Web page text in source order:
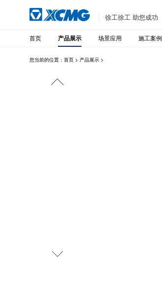
徐工徐工 助您成功
首页 产品展示 场景应用 施工案例
您当前的位置：首页 > 产品展示 >

